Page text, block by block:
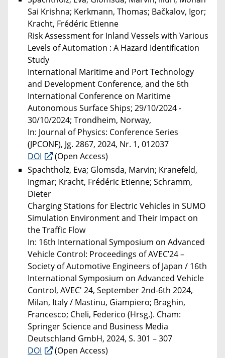
Sai Krishna; Kerkmann, Thomas; Bačkalov, Igor;
Kracht, Frédéric Etienne
Risk Assessment for Inland Vessels with Various
Levels of Automation : A Hazard Identification
Study
International Maritime and Port Technology
and Development Conference, and the 6th
International Conference on Maritime
Autonomous Surface Ships; 29/10/2024 -
30/10/2024; Trondheim, Norway,
In: Journal of Physics: Conference Series
(JPCONF), Jg. 2867, 2024, Nr. 1, 012037
DOI
(Open Access)
Spachtholz, Eva; Glomsda, Marvin; Kranefeld,
Ingmar; Kracht, Frédéric Etienne; Schramm,
Dieter
Charging Stations for Electric Vehicles in SUMO
Simulation Environment and Their Impact on
the Traffic Flow
In: 16th International Symposium on Advanced
Vehicle Control: Proceedings of AVEC’24 –
Society of Automotive Engineers of Japan / 16th
International Symposium on Advanced Vehicle
Control, AVEC' 24, September 2nd-6th 2024,
Milan, Italy / Mastinu, Giampiero; Braghin,
Francesco; Cheli, Federico (Hrsg.). Cham:
Springer Science and Business Media
Deutschland GmbH, 2024, S. 301 – 307
DOI
(Open Access)